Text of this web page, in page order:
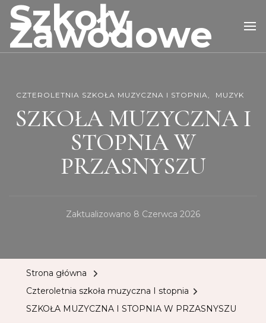
Szkoły
Zawodowe
CZTEROLETNIA SZKOŁA MUZYCZNA I STOPNIA MUZYK
SZKOŁA MUZYCZNA I
STOPNIA W
PRZASNYSZU
Zaktualizowano 8 Czerwca 2026
Strona główna
Czteroletnia szkoła muzyczna I stopnia
SZKOŁA MUZYCZNA I STOPNIA W PRZASNYSZU